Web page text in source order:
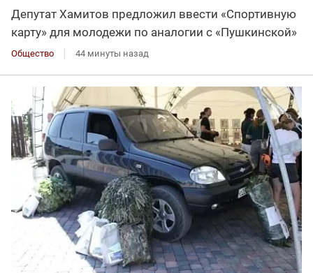
Депутат Хамитов предложил ввести «Спортивную
карту» для молодежи по аналогии с «Пушкинской»
Общество 44 минуты назад